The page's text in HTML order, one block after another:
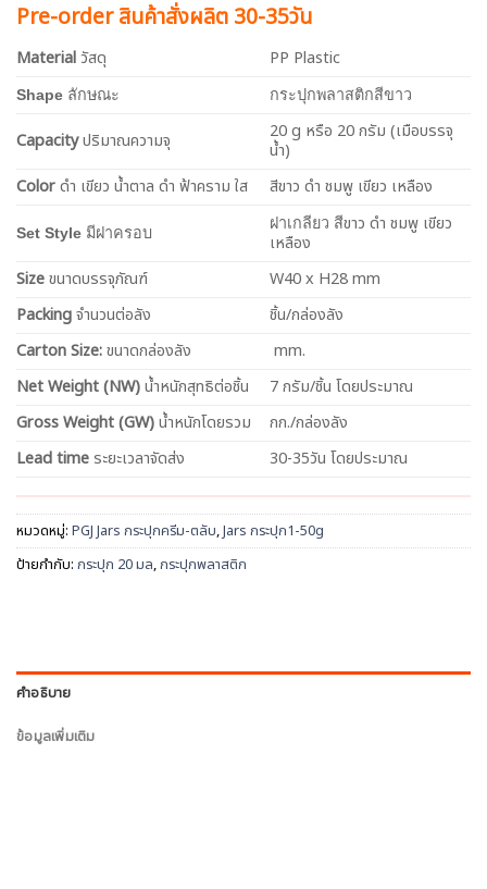
Pre-order สินค้าสั่งผลิต 30-35วัน
Material วัสดุ PP Plastic
Shape ลักษณะ กระปุกพลาสติกสีขาว
Capacityปริมาณความจุ
20 g หรือ 20 กรัม (เมือบรรจุ
น้ำ)
Colorดำ เขียว น้ำตาล ดำ ฟ้าคราม ใส สีขาว ดำ ชมพู เขียว เหลือง
Set Style มีฝาครอบ
ฝาเกลียว สีขาว ดำ ชมพู เขียว
เหลือง
Sizeขนาดบรรจุภัณฑ์
W40 x H28 mm
Packingจำนวนต่อลัง
ชิ้น/กล่องลัง
Carton Size:ขนาดกล่องลัง
mm.
NetWeight (NW)น้ำหนักสุทธิต่อชิ้น
7 กรัม/ชิ้น โดยประมาณ
Gross Weight (GW)น้ำหนักโดยรวม
กก./กล่องลัง
Lead time ระยะเวลาจัดส่ง 30-35วัน โดยประมาณ
หมวดหมู่: PGJ Jars กระปุกครีม-ตลับ,Jars กระปุก1-50g
ป้ายกำกับ: กระปุก 20 มล,กระปุกพลาสติก
คำอธิบาย
ข้อมูลเพิ่มเติม